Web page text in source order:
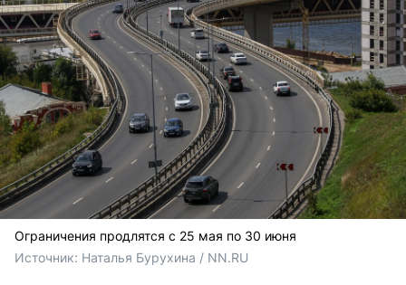
Ограничения продлятся с 25 мая по 30 июня
Источник: Наталья Бурухина / NN.RU